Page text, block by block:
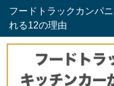
フードトラックカンパ
れる12の理由